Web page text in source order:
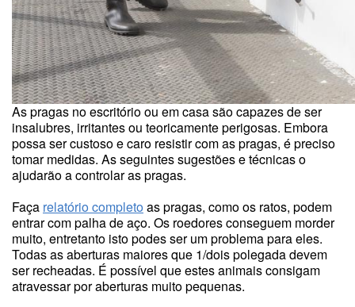
As pragas no escritório ou em casa são capazes de ser
insalubres, irritantes ou teoricamente perigosas. Embora
possa ser custoso e caro resistir com as pragas, é preciso
tomar medidas. As seguintes sugestões e técnicas o
ajudarão a controlar as pragas.
Faça relatório completoas pragas, como os ratos, podem
entrar com palha de aço. Os roedores conseguem morder
muito, entretanto isto podes ser um problema para eles.
Todas as aberturas maiores que 1/dois polegada devem
ser recheadas. É possível que estes animais consigam
atravessar por aberturas muito pequenas.